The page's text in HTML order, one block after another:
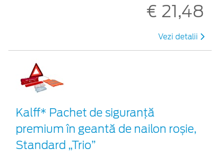
€ 21,48
Vezi detalii
Kalff* Pachet de siguranţă
premium în geantă de nailon roșie,
Standard „Trio”